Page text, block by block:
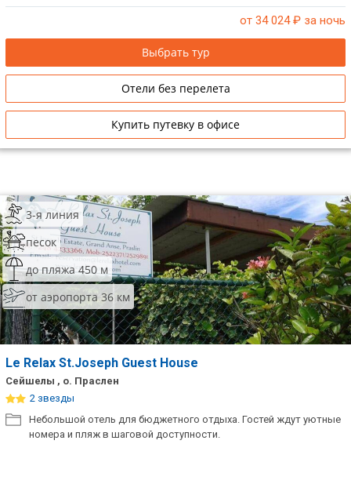
от 34 024₽ за ночь
Выбрать тур
Отели без перелета
Купить путевку в офисе
3-я линия
песок
до пляжа 450 м
от аэропорта 36 км
Le Relax St.Joseph Guest House
Сейшелы , о. Праслен
2 звезды
Небольшой отель для бюджетного отдыха. Гостей ждут уютные
номера и пляж в шаговой доступности.